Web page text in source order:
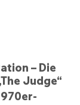
– Die
Judge“